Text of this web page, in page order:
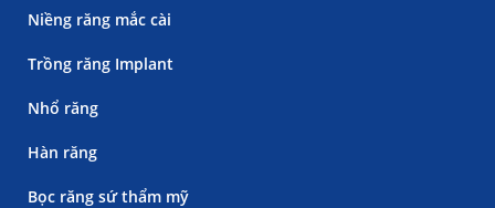
Niềng răng mắc cài
Trồng răng Implant
Nhổ răng
Hàn răng
Bọc răng sứ thẩm mỹ